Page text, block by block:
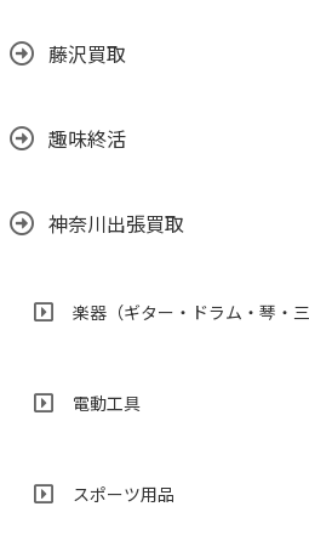
藤沢買取
趣味終活
神奈川出張買取
楽器（ギター・ドラム・琴・
電動工具
スポーツ用品